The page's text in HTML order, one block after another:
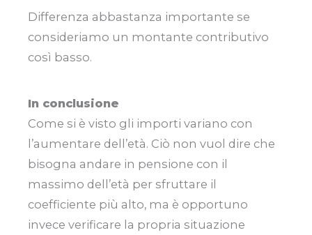
Differenza abbastanza importante se
consideriamo un montante contributivo
così basso.
In conclusione
Come si è visto gli importi variano con
l’aumentare dell’età. Ciò non vuol dire che
bisogna andare in pensione con il
massimo dell’età per sfruttare il
coefficiente più alto, ma è opportuno
invece verificare la propria situazione